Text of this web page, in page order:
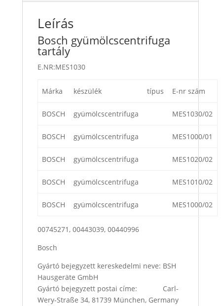
Leírás
Bosch gyümölcscentrifuga
tartály
E.NR:MES1030
Márka készülék típus E-nr szám
BOSCH gyümölcscentrifuga MES1030/02
BOSCH gyümölcscentrifuga MES1000/01
BOSCH gyümölcscentrifuga MES1020/02
BOSCH gyümölcscentrifuga MES1010/02
BOSCH gyümölcscentrifuga MES1000/02
00745271, 00443039, 00440996
Bosch
Gyártó bejegyzett kereskedelmi neve: BSH
Hausgeräte GmbH
Gyártó bejegyzett postai címe: Carl-
Wery-Straße 34, 81739 München, Germany